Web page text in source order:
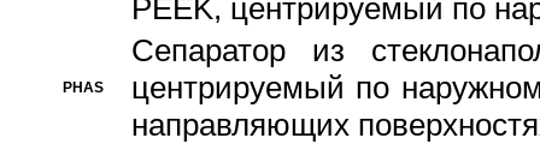
PEEK, центрируемый по
PHAS
Сепаратор из
центрируемый по
направляющих